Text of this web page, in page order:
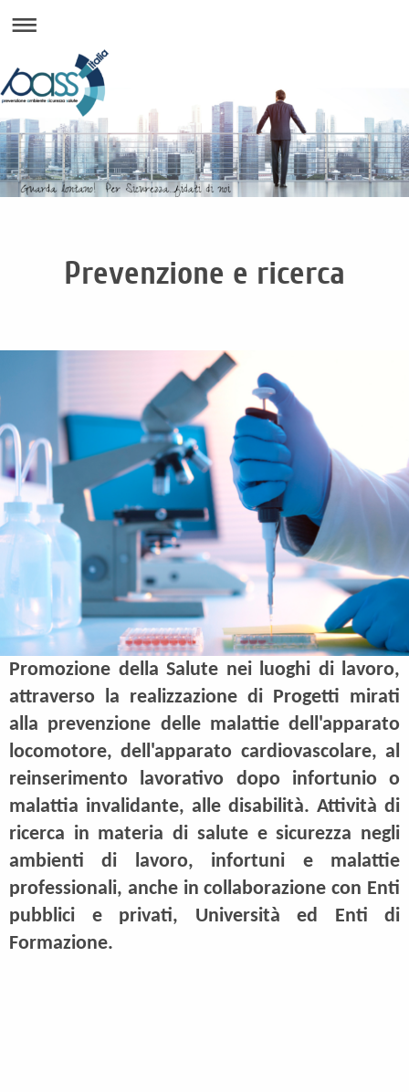
Prevenzione e ricerca
Promozione della Salute nei luoghi di lavoro,
attraverso la realizzazione di Progetti mirati
alla prevenzione delle malattie dell'apparato
locomotore, dell'apparato cardiovascolare, al
reinserimento lavorativo dopo infortunio o
malattia invalidante, alle disabilità. Attività di
ricerca in materia di salute e sicurezza negli
ambienti di lavoro, infortuni e malattie
professionali, anche in collaborazione con Enti
pubblici e privati, Università ed Enti di
Formazione.